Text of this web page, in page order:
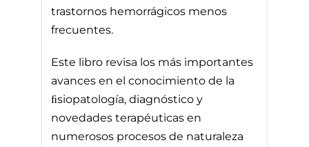
trastornos hemorrágicos menos
frecuentes.
Este libro revisa los más importantes
avances en el conocimiento de la
ﬁsiopatología, diagnóstico y
novedades terapéuticas en
numerosos procesos de naturaleza